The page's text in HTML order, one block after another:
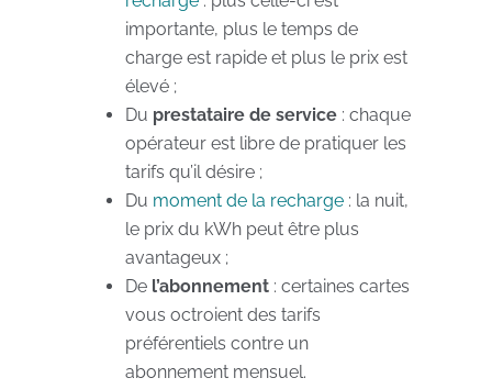
importante, plus le temps de
charge est rapide et plus le prix est
élevé ;
Du prestataire de service : chaque
opérateur est libre de pratiquer les
tarifs qu’il désire ;
Du moment de la recharge : la nuit,
le prix du kWh peut être plus
avantageux ;
De l’abonnement : certaines cartes
vous octroient des tarifs
préférentiels contre un
abonnement mensuel.